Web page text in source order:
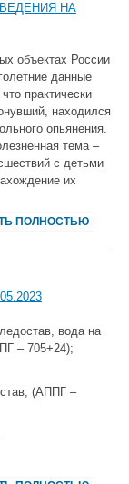
НА
объектах России
данные
практически
находился
опьянения.
тема –
с детьми
их
ПОЛНОСТЬЮ
вода на
– 705+24);
(АППГ –